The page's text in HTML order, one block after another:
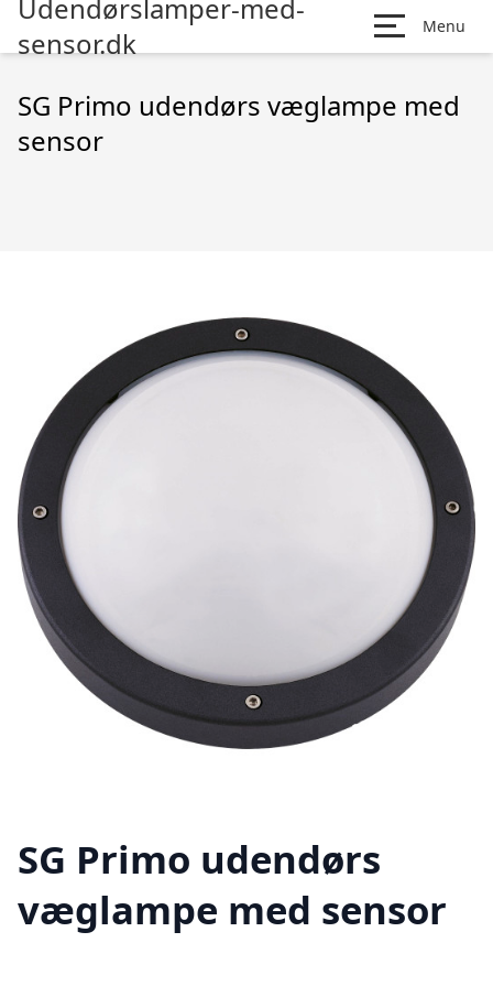
Udendørslamper-med-
sensor.dk
Menu
SG Primo udendørs væglampe med
sensor
SG Primo udendørs
væglampe med sensor